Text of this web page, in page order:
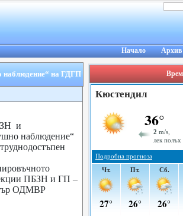
Начало Архив
наблюдение“ на ГДГП
и
наблюдение“
ПБЗН и ГП –
ОДМВР